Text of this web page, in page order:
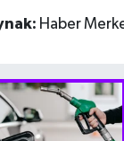
Haber